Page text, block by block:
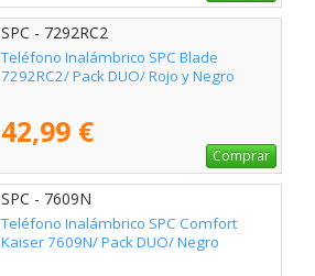
SPC - 7292RC2
Teléfono Inalámbrico SPC Blade
7292RC2/ Pack DUO/ Rojo y Negro
42,99 €
Comprar
SPC - 7609N
Teléfono Inalámbrico SPC Comfort
Kaiser 7609N/ Pack DUO/ Negro